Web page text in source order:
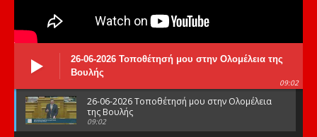
26-06-2026 Τοποθέτησή μου στην Ολομέλεια της
Βουλής
09:02
26-06-2026 Τοποθέτησή μου στην Ολομέλεια
της Βουλής
09:02